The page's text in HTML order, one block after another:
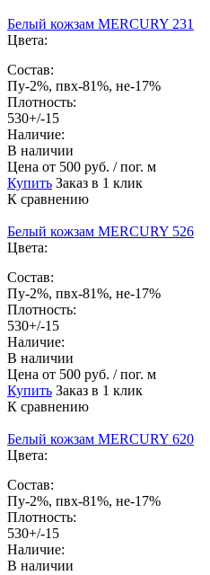
Белый кожзам MERCURY 231
Цвета:
Состав:
Пу-2%, пвх-81%, не-17%
Плотность:
530+/-15
Наличие:
В наличии
Цена от 500 руб. / пог. м
Купить Заказ в 1 клик
К сравнению
Белый кожзам MERCURY 526
Цвета:
Состав:
Пу-2%, пвх-81%, не-17%
Плотность:
530+/-15
Наличие:
В наличии
Цена от 500 руб. / пог. м
Купить Заказ в 1 клик
К сравнению
Белый кожзам MERCURY 620
Цвета:
Состав:
Пу-2%, пвх-81%, не-17%
Плотность:
530+/-15
Наличие:
В наличии